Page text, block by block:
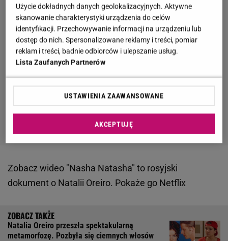
Zobacz wideo "Nasha Natasha" to rosyjski
dokument o Natalii Oreiro. Pokaże go Netflix
Natalia Oreiro przeszła spektakularną
metamorfozę. Pozbyła się ciemnych włosów
Użycie dokładnych danych geolokalizacyjnych. Aktywne
skanowanie charakterystyki urządzenia do celów
identyfikacji. Przechowywanie informacji na urządzeniu lub
dostęp do nich. Spersonalizowane reklamy i treści, pomiar
reklam i treści, badnie odbiorców i ulepszanie usług.
Lista Zaufanych Partnerów
USTAWIENIA ZAAWANSOWANE
AKCEPTUJĘ